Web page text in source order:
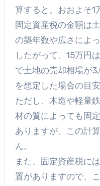
算すると、おおよそ1
固定資産税の金額は
の築年数や広さによ
したがって、15万円
で土地の売却相場が
を想定した場合の目
ただし、木造や軽量
材の質によっても固
ありますが、この計
ん。
また、固定資産税に
置がありますので、